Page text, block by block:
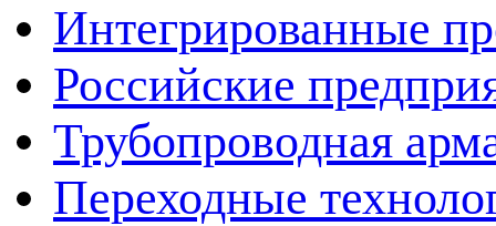
Интегрированные
Российские
Трубопроводная
Переходные